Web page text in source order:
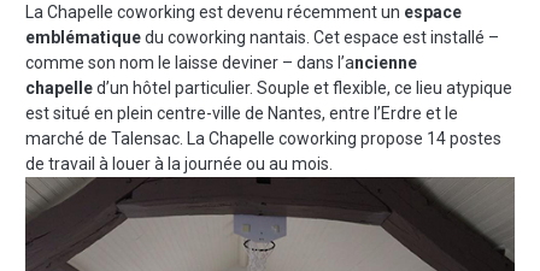
La Chapelle coworking est devenu récemment un espace
emblématiquedu coworking nantais. Cet espace est installé –
comme son nom le laisse deviner – dans l’ancienne
chapelled’un hôtel particulier. Souple et flexible, ce lieu atypique
est situé en plein centre-ville de Nantes, entre l’Erdre et le
marché de Talensac. La Chapelle coworking propose 14 postes
de travail à louer à la journée ou au mois.